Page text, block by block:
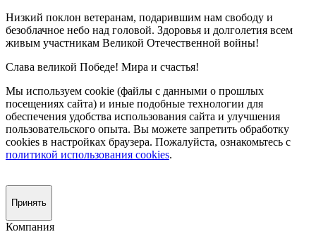
Низкий поклон ветеранам, подарившим нам свободу и
безоблачное небо над головой. Здоровья и долголетия всем
живым участникам Великой Отечественной войны!
Слава великой Победе! Мира и счастья!
Мы используем cookie (файлы с данными о прошлых
посещениях сайта) и иные подобные технологии для
обеспечения удобства использования сайта и улучшения
пользовательского опыта. Вы можете запретить обработку
сookies в настройках браузера. Пожалуйста, ознакомьтесь с
политикой использования cookies.
Принять
Компания